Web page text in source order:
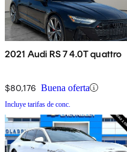
2021 Audi RS 7 4.0T quattro
$80,176 Buena oferta
Incluye tarifas de conc.